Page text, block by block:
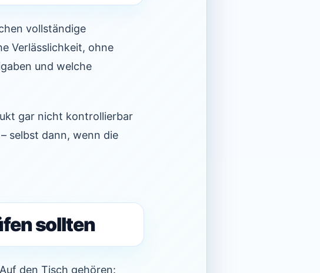
vollständige
Verlässlichkeit, ohne
und welche
gar nicht kontrollierbar
selbst dann, wenn die
sollten
den Tisch gehören: